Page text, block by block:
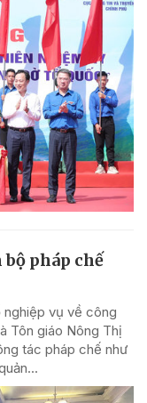
pháp chế
nghiệp vụ về công
Tôn giáo Nông Thị
tác pháp chế như